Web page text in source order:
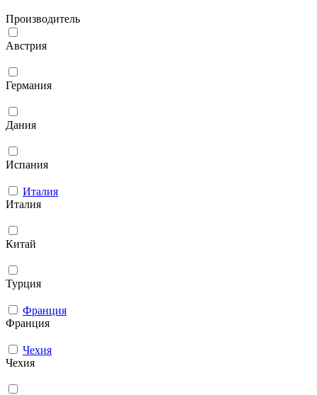
Производитель
Австрия
Германия
Дания
Испания
Италия
Италия
Китай
Турция
Франция
Франция
Чехия
Чехия